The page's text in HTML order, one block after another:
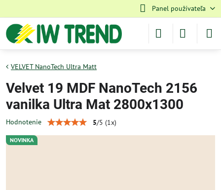
Panel používateľa
NOVINKA
VELVET NanoTech Ultra Matt
Velvet 19 MDF NanoTech 2156
vanilka Ultra Mat 2800x1300
Hodnotenie 5/5 (1x)